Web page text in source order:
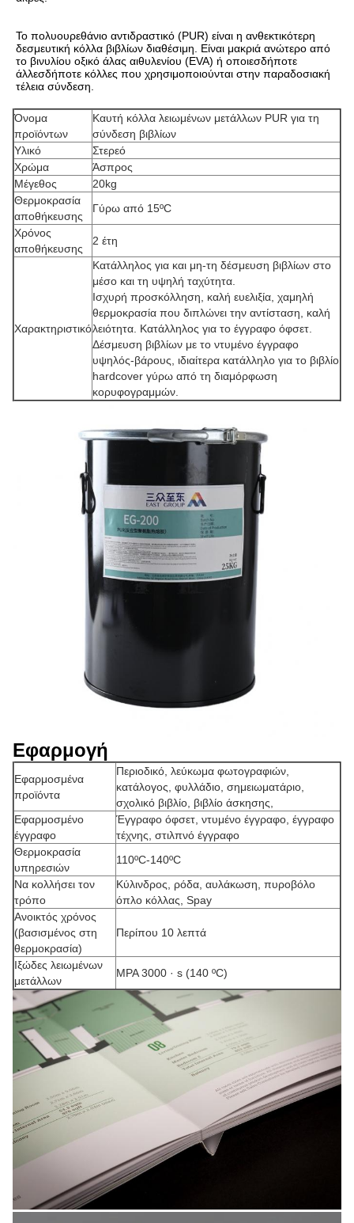
Το πολυουρεθάνιο αντιδραστικό (PUR) είναι η ανθεκτικότερη
δεσμευτική κόλλα βιβλίων διαθέσιμη. Είναι μακριά ανώτερο από
το βινυλίου οξικό άλας αιθυλενίου (EVA) ή οποιεσδήποτε
άλλεσδήποτε κόλλες που χρησιμοποιούνται στην παραδοσιακή
τέλεια σύνδεση.
Όνομα
προϊόντων
Καυτή κόλλα λειωμένων μετάλλων PUR για τη
σύνδεση βιβλίων
Υλικό
Στερεό
Χρώμα
Άσπρος
Μέγεθος
20kg
Θερμοκρασία
αποθήκευσης
Γύρω από 15ºC
Χρόνος
αποθήκευσης
2 έτη
Χαρακτηριστικό
Κατάλληλος για και μη-τη δέσμευση βιβλίων στο
μέσο και τη υψηλή ταχύτητα.
Ισχυρή προσκόλληση, καλή ευελιξία, χαμηλή
θερμοκρασία που διπλώνει την αντίσταση, καλή
λειότητα. Κατάλληλος για το έγγραφο όφσετ.
Δέσμευση βιβλίων με το ντυμένο έγγραφο
υψηλός-βάρους, ιδιαίτερα κατάλληλο για το βιβλίο
hardcover γύρω από τη διαμόρφωση
κορυφογραμμών.
Εφαρμογή
Εφαρμοσμένα
προϊόντα
Περιοδικό, λεύκωμα φωτογραφιών,
κατάλογος, φυλλάδιο, σημειωματάριο,
σχολικό βιβλίο, βιβλίο άσκησης,
Εφαρμοσμένο
έγγραφο
Έγγραφο όφσετ, ντυμένο έγγραφο, έγγραφο
τέχνης, στιλπνό έγγραφο
Θερμοκρασία
υπηρεσιών
110ºC-140ºC
Να κολλήσει τον
τρόπο
Κύλινδρος, ρόδα, αυλάκωση, πυροβόλο
όπλο κόλλας, Spay
Ανοικτός χρόνος
(βασισμένος στη
θερμοκρασία)
Περίπου 10 λεπτά
Ιξώδες λειωμένων
μετάλλων
MPA 3000 · s (140 ºC)